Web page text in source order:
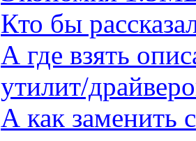
Кто бы
А где взять
утилит/
А как заменить